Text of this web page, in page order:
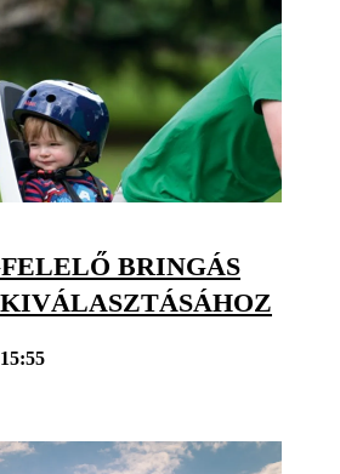
BRINGÁS